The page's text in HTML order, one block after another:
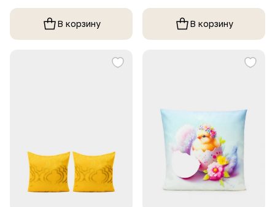
В корзину В корзину